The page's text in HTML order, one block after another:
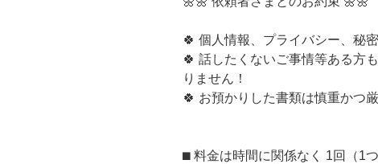
🍀 個人情報、プライバシー、秘
🍀 話したくないご事情等ある方
りません！
🍀 お預かりした書類は慎重かつ
⬛︎ 料金は時間に関係なく 1回（1